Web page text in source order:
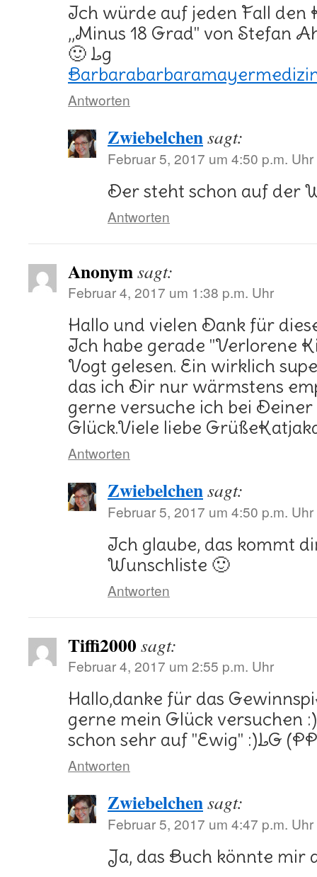
Ich würde auf jeden Fall den
,,Minus 18 Grad'' von Stefan
🙂 Lg
Antworten
Zwiebelchensagt:
Februar 5, 2017 um 4:50 p.m. Uhr
Der steht schon auf der
Antworten
Anonymsagt:
Februar 4, 2017 um 1:38 p.m. Uhr
Hallo und vielen Dank für
Ich habe gerade "Verlorene
Vogt gelesen. Ein wirklich
das ich Dir nur wärmstens
gerne versuche ich bei
Glück.Viele liebe
Antworten
Zwiebelchensagt:
Februar 5, 2017 um 4:50 p.m. Uhr
Ich glaube, das kommt
Wunschliste 🙂
Antworten
Tiffi2000sagt:
Februar 4, 2017 um 2:55 p.m. Uhr
Hallo,danke für das
gerne mein Glück versuchen
schon sehr auf "Ewig" :)LG
Antworten
Zwiebelchensagt:
Februar 5, 2017 um 4:47 p.m. Uhr
Ja, das Buch könnte mir